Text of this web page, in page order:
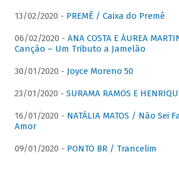
13/02/2020 - PREMÊ / Caixa do Premê
06/02/2020 - ANA COSTA E ÁUREA
Canção – Um Tributo a Jamelão
30/01/2020 - Joyce Moreno 50
23/01/2020 - SURAMA RAMOS E
16/01/2020 - NATÁLIA MATOS / Não Sei
Amor
09/01/2020 - PONTO BR / Trancelim